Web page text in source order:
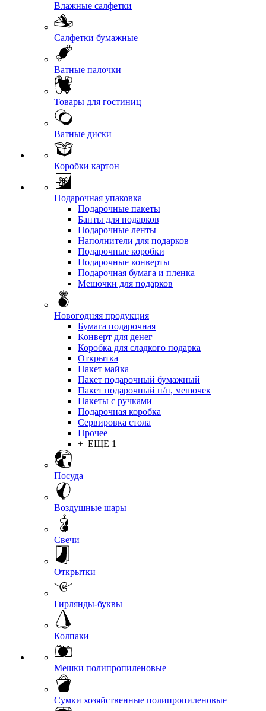
Влажные салфетки
Салфетки бумажные
Ватные палочки
Товары для гостиниц
Ватные диски
Коробки картон
Подарочная упаковка
Подарочные пакеты
Банты для подарков
Подарочные ленты
Наполнители для подарков
Подарочные коробки
Подарочные конверты
Подарочная бумага и пленка
Мешочки для подарков
Новогодняя продукция
Бумага подарочная
Конверт для денег
Коробка для сладкого подарка
Открытка
Пакет майка
Пакет подарочный бумажный
Пакет подарочный п/п, мешочек
Пакеты с ручками
Подарочная коробка
Сервировка стола
Прочее
+ ЕЩЕ 1
Посуда
Воздушные шары
Свечи
Открытки
Гирлянды-буквы
Колпаки
Мешки полипропиленовые
Сумки хозяйственные полипропиленовые